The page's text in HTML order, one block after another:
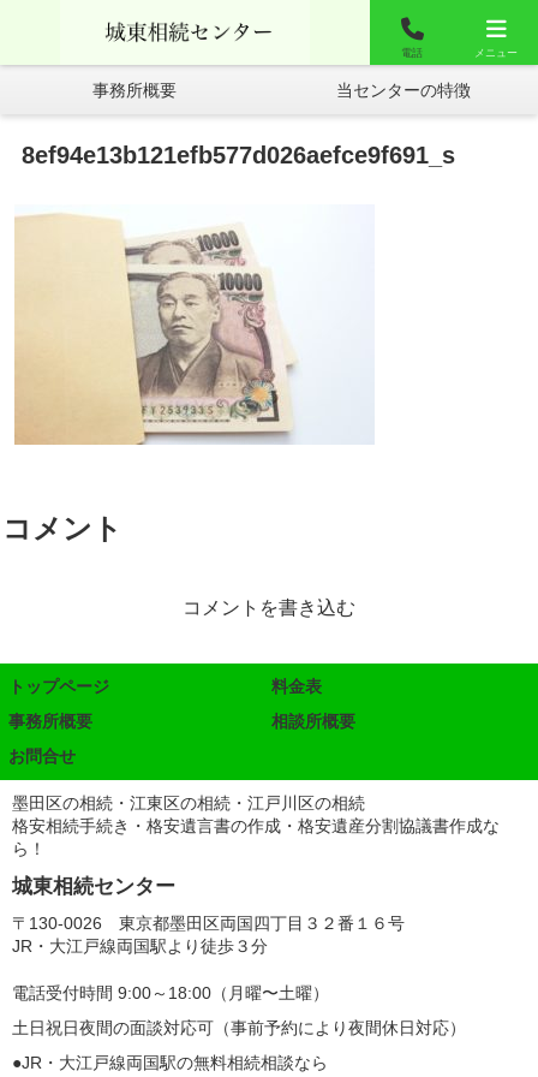
お問合せ よくあるご質問
事務所概要 当センターの特徴
8ef94e13b121efb577d026aefce9f691_s
コメント
コメントを書き込む
トップページ
料金表
事務所概要
相談所概要
お問合せ
墨田区の相続・江東区の相続・江戸川区の相続
格安相続手続き・格安遺言書の作成・格安遺産分割協議書作成な
ら！
城東相続センター
〒130-0026 東京都墨田区両国四丁目３２番１６号
JR・大江戸線両国駅より徒歩３分
電話受付時間 9:00～18:00（月曜〜土曜）
土日祝日夜間の面談対応可（事前予約により夜間休日対応）
●JR・大江戸線両国駅の無料相続相談なら
城東相談センター
電話 メニュー